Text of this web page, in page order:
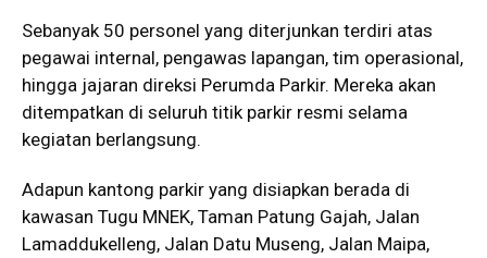
Sebanyak 50 personel yang diterjunkan terdiri atas
pegawai internal, pengawas lapangan, tim operasional,
hingga jajaran direksi Perumda Parkir. Mereka akan
ditempatkan di seluruh titik parkir resmi selama
kegiatan berlangsung.
Adapun kantong parkir yang disiapkan berada di
kawasan Tugu MNEK, Taman Patung Gajah, Jalan
Lamaddukelleng, Jalan Datu Museng, Jalan Maipa,